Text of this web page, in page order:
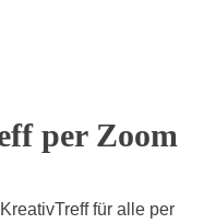
per Zoom
für alle per